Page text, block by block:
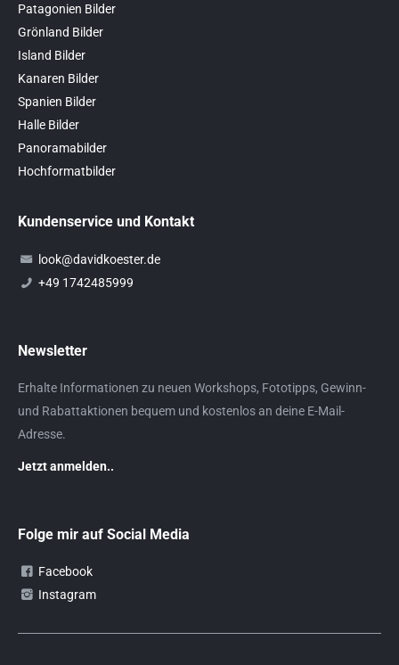
Patagonien Bilder
Grönland Bilder
Island Bilder
Kanaren Bilder
Spanien Bilder
Halle Bilder
Panoramabilder
Hochformatbilder
Kundenservice und Kontakt
look@davidkoester.de
+49 1742485999
Newsletter
Erhalte Informationen zu neuen Workshops, Fototipps, Gewinn-
und Rabattaktionen bequem und kostenlos an deine E-Mail-
Adresse.
Jetzt anmelden..
Folge mir auf Social Media
Facebook
Instagram